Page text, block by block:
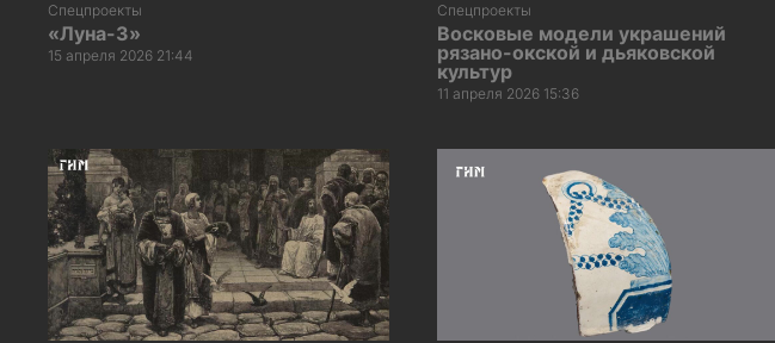
Спецпроекты
«Луна-3»
15 апреля 2026 21:44
Спецпроекты
Восковые модели украшений
рязано-окской и дьяковской
культур
11 апреля 2026 15:36